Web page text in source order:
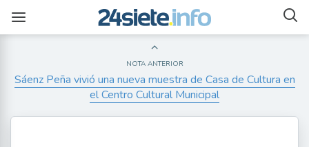
NOTA ANTERIOR
Sáenz Peña vivió una nueva muestra de Casa de Cultura en
el Centro Cultural Municipal